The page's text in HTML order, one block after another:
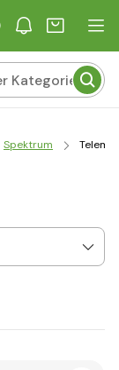
Spektrum